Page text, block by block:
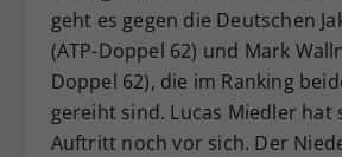
geht es gegen die Deutschen
(ATP-Doppel 62) und Mark
Doppel 62), die im Ranking
gereiht sind. Lucas Miedler hat
Auftritt noch vor sich. Der